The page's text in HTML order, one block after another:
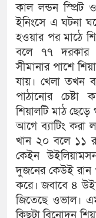
কাল লন্ডন স্প্রিট
ইনিংসে এ ঘটনা
হওয়ার পর মাঠে
বলে ৭৭ দরকার
সীমানার পাশে
যায়। খেলা তখন
পাঠানোর চেষ্টা
শিয়ালটি মাঠ
আগে ব্যাটিং করা
খান ২০ বলে ১১
কেইন
দুজনের কেউই রান
করে। জবাবে ৪
জিতেছে ওভাল।